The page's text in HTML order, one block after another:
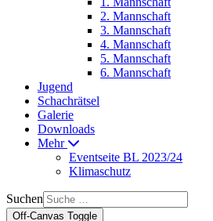
2. Mannschaft
3. Mannschaft
4. Mannschaft
5. Mannschaft
6. Mannschaft
Jugend
Schachrätsel
Galerie
Downloads
Mehr
Eventseite BL 2023/24
Klimaschutz
Suchen
Off-Canvas Toggle